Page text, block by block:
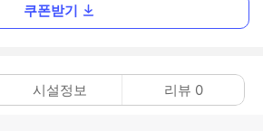
쿠폰받기
시설정보 리뷰 0